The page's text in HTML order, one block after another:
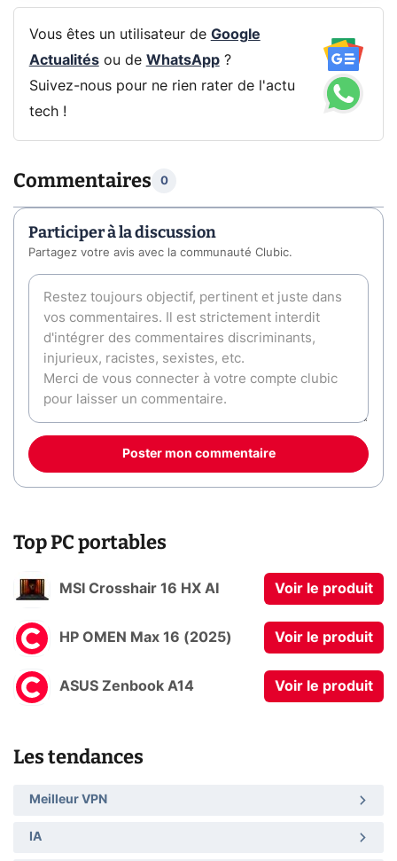
Vous êtes un utilisateur de Google
Actualitésou de WhatsApp?
Suivez-nous pour ne rien rater de l'actu
tech !
Commentaires 0
Participer à la discussion
Partagez votre avis avec la communauté Clubic.
Poster mon commentaire
Top PC portables
MSI Crosshair 16 HX AI Voir le produit
HP OMEN Max 16 (2025) Voir le produit
ASUS Zenbook A14 Voir le produit
Les tendances
Meilleur VPN
IA